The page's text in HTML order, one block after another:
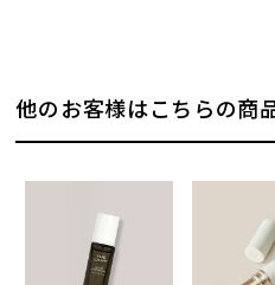
Pine
他のお客様はこちらの商